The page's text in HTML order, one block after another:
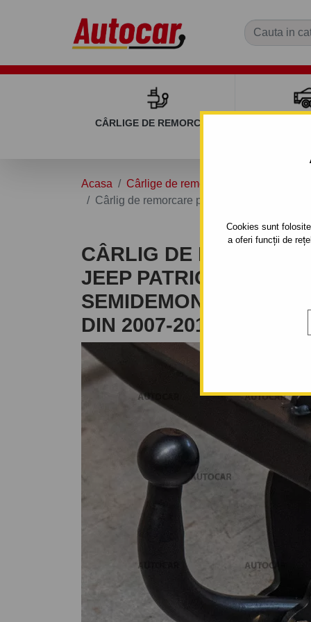
Cookies sunt
a oferi funcții de
CÂRLIGE DE REMORCARE
Acasa Cârlige de remorcare
Cârlig de remorcare pentru JEEP
CÂRLIG DE
JEEP PATRIOT - PK -
SEMIDEMONTABIL -
DIN 2007-2011